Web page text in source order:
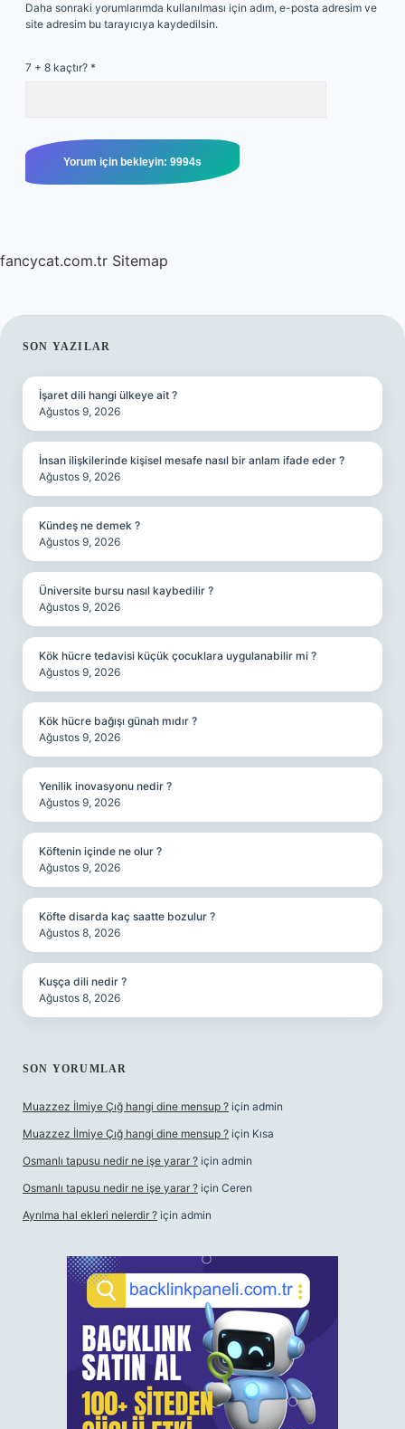
Daha sonraki yorumlarımda kullanılması için adım, e-posta adresim ve
site adresim bu tarayıcıya kaydedilsin.
7 + 8 kaçtır? *
fancycat.com.tr Sitemap
SIDEBAR
SON YAZILAR
İşaret dili hangi ülkeye ait ?
Ağustos 9, 2026
İnsan ilişkilerinde kişisel mesafe nasıl bir anlam ifade eder ?
Ağustos 9, 2026
Kündeş ne demek ?
Ağustos 9, 2026
Üniversite bursu nasıl kaybedilir ?
Ağustos 9, 2026
Kök hücre tedavisi küçük çocuklara uygulanabilir mi ?
Ağustos 9, 2026
Kök hücre bağışı günah mıdır ?
Ağustos 9, 2026
Yenilik inovasyonu nedir ?
Ağustos 9, 2026
Köftenin içinde ne olur ?
Ağustos 9, 2026
Köfte disarda kaç saatte bozulur ?
Ağustos 8, 2026
Kuşça dili nedir ?
Ağustos 8, 2026
SON YORUMLAR
Muazzez İlmiye Çığ hangi dine mensup ? için admin
Muazzez İlmiye Çığ hangi dine mensup ? için Kısa
Osmanlı tapusu nedir ne işe yarar ? için admin
Osmanlı tapusu nedir ne işe yarar ? için Ceren
Ayrılma hal ekleri nelerdir ? için admin